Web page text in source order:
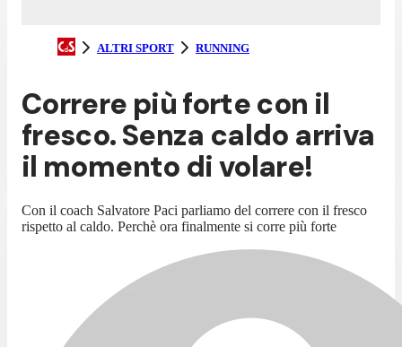
ALTRI SPORT RUNNING
Correre più forte con il
fresco. Senza caldo arriva
il momento di volare!
Con il coach Salvatore Paci parliamo del correre con il fresco
rispetto al caldo. Perchè ora finalmente si corre più forte